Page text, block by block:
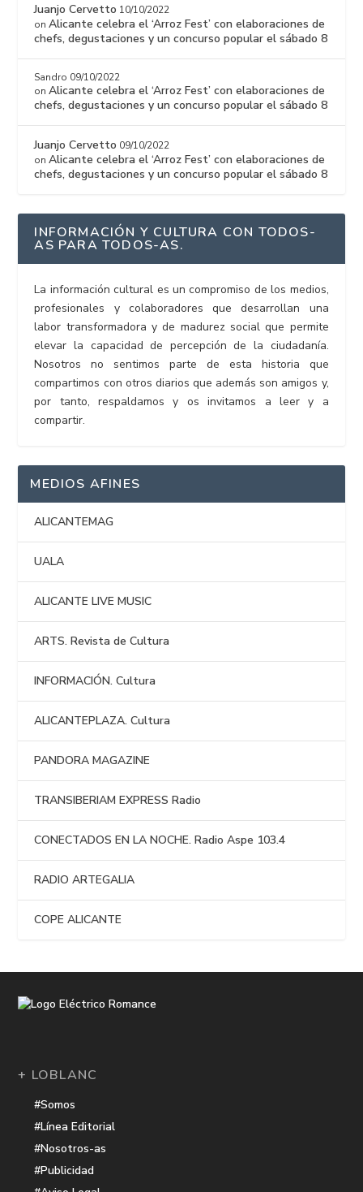
Juanjo Cervetto 10/10/2022
onAlicante celebra el ‘Arroz Fest’ con elaboraciones de
chefs, degustaciones y un concurso popular el sábado 8
Sandro 09/10/2022
onAlicante celebra el ‘Arroz Fest’ con elaboraciones de
chefs, degustaciones y un concurso popular el sábado 8
Juanjo Cervetto 09/10/2022
onAlicante celebra el ‘Arroz Fest’ con elaboraciones de
chefs, degustaciones y un concurso popular el sábado 8
INFORMACIÓN Y CULTURA CON TODOS-
AS PARA TODOS-AS.
La información cultural es un compromiso de los medios,
profesionales y colaboradores que desarrollan una
labor transformadora y de madurez social que permite
elevar la capacidad de percepción de la ciudadanía.
Nosotros no sentimos parte de esta historia que
compartimos con otros diarios que además son amigos y,
por tanto, respaldamos y os invitamos a leer y a
compartir.
MEDIOS AFINES
ALICANTEMAG
UALA
ALICANTE LIVE MUSIC
ARTS. Revista de Cultura
INFORMACIÓN. Cultura
ALICANTEPLAZA. Cultura
PANDORA MAGAZINE
TRANSIBERIAM EXPRESS Radio
CONECTADOS EN LA NOCHE. Radio Aspe 103.4
RADIO ARTEGALIA
COPE ALICANTE
+ LOBLANC
#Somos
#Línea Editorial
#Nosotros-as
#Publicidad